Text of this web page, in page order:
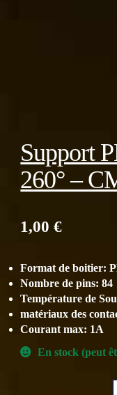
Support
260° –
1,00€
Format de boitier:
Nombre de pins: 84
Température de
matériaux des
Courant max: 1A
En stock (peut